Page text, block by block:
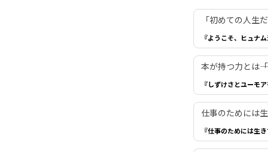
「初めての人生
『ようこそ、ヒュナム
本が持つ力とは
『しずけさとユーモア
仕事のためには
『仕事のためには生き